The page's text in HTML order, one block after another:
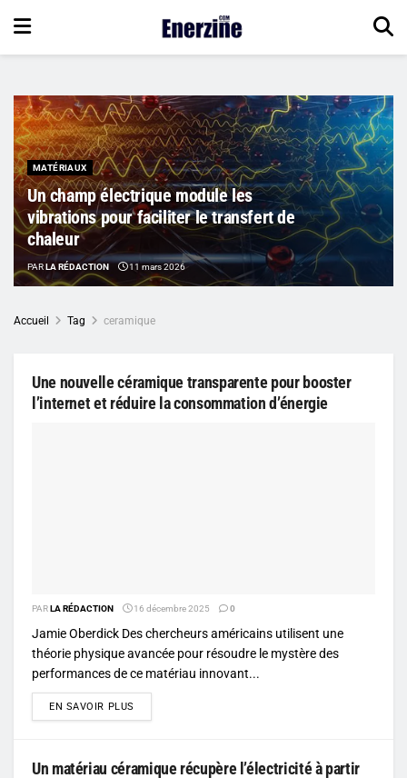
MATÉRIAUX
Un champ électrique module les
vibrations pour faciliter le transfert de
chaleur
PARLA RÉDACTION 11 mars 2026
Accueil Tag ceramique
Une nouvelle céramique transparente pour booster
l’internet et réduire la consommation d’énergie
PARLA RÉDACTION 16 décembre 2025 0
Jamie Oberdick Des chercheurs américains utilisent une
théorie physique avancée pour résoudre le mystère des
performances de ce matériau innovant...
EN SAVOIR PLUS
Un matériau céramique récupère l’électricité à partir